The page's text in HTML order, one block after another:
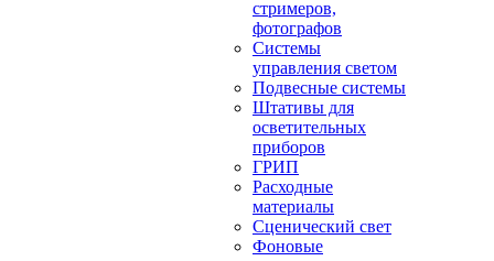
стримеров,
фотографов
Системы
управления светом
Подвесные системы
Штативы для
осветительных
приборов
ГРИП
Расходные
материалы
Сценический свет
Фоновые